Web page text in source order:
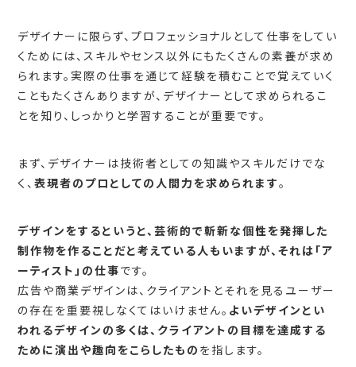
デザイナーに限らず、プロフェッショナルとして仕事をしてい
くためには、スキルやセンス以外にもたくさんの素養が求め
られます。実際の仕事を通じて経験を積むことで覚えていく
こともたくさんありますが、デザイナーとして求められるこ
とを知り、しっかりと学習することが重要です。
まず、デザイナーは技術者としての知識やスキルだけでな
く、表現者のプロとしての人間力を求められます。
デザインをするというと、芸術的で斬新な個性を発揮した
制作物を作ることだと考えている人もいますが、それは「ア
ーティスト」の仕事です。
広告や商業デザインは、クライアントとそれを見るユーザー
の存在を重要視しなくてはいけません。 よいデザインとい
われるデザインの多くは、クライアントの目標を達成する
ために演出や趣向をこらしたもの を指します。